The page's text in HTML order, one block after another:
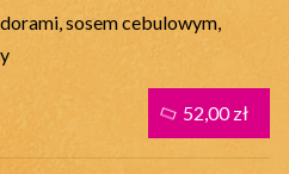
sosem cebulowym,